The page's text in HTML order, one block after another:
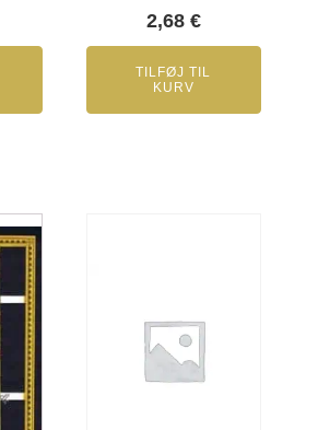
2,68 €
TILFØJ TIL
KURV